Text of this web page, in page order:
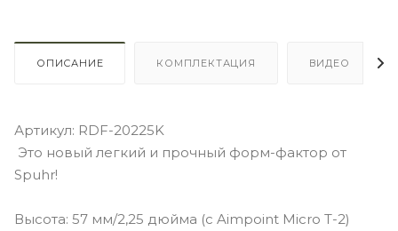
ОПИСАНИЕ КОМПЛЕКТАЦИЯ ВИДЕО
Артикул: RDF-20225K
Это новый легкий и прочный форм-фактор от
Spuhr!
Высота: 57 мм/2,25 дюйма (с Aimpoint Micro T-2)